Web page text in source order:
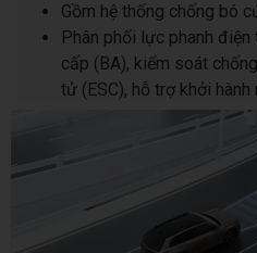
Gồm hệ thống chống bó
Phân phối lực phanh
cấp (BA), kiểm soát
tử (ESC), hỗ trợ khởi